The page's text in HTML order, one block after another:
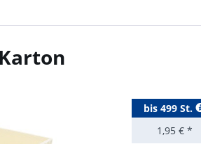
bis499 St.
1,95 € *